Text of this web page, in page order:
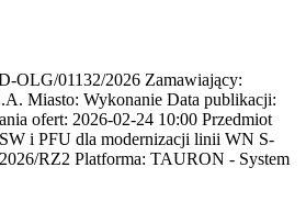
OLG/01132/2026 Zamawiający:
Miasto: Wykonanie Data publikacji:
ofert: 2026-02-24 10:00 Przedmiot
i PFU dla modernizacji linii WN S-
RZ2 Platforma: TAURON - System